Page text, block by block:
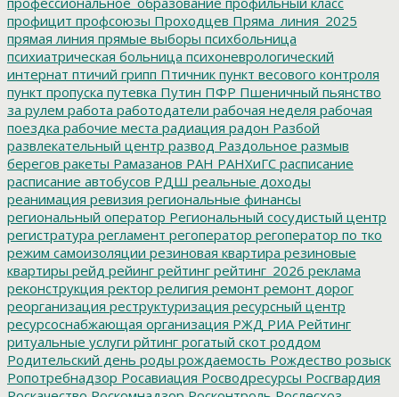
профицит профсоюзы Проходцев Пряма_линия_2025
прямая линия прямые выборы психбольница
психиатрическая больница психоневрологический
интернат птичий грипп Птичник пункт весового контроля
пункт пропуска путевка Путин ПФР Пшеничный пьянство
за рулем работа работодатели рабочая неделя рабочая
поездка рабочие места радиация радон Разбой
развлекательный центр развод Раздольное размыв
берегов ракеты Рамазанов РАН РАНХиГС расписание
расписание автобусов РДШ реальные доходы
реанимация ревизия региональные финансы
региональный оператор Региональный сосудистый центр
регистратура регламент регоператор регоператор по тко
режим самоизоляции резиновая квартира резиновые
квартиры рейд рейинг рейтинг рейтинг_2026 реклама
реконструкция ректор религия ремонт ремонт дорог
реорганизация реструктуризация ресурсный центр
ресурсоснабжающая организация РЖД РИА Рейтинг
ритуальные услуги рйтинг рогатый скот роддом
Родительский день роды рождаемость Рождество розыск
Ропотребнадзор Росавиация Росводресурсы Росгвардия